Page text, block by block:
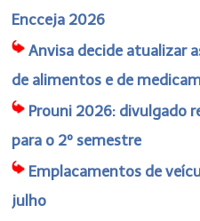
Encceja 2026
Anvisa decide atualizar
de alimentos e de
Prouni 2026: divulgado
para o 2º semestre
Emplacamentos de
julho